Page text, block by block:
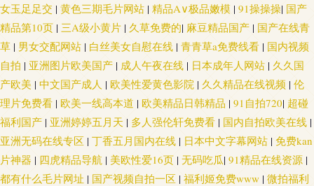
女玉足足交 | 黄色三期毛片网站 | 精品A∨极品嫩模 | 91操操操| 国产
精品第10页 | 三A级小黄片 | 久草免费的| 麻豆精品国产 | 国产在线青
草 | 男女交配网站 | 白丝美女自慰在线 | 青青草a免费线看 | 国内视频
自拍 | 亚洲图片欧美国产 | 成人午夜在线 | 日本成年人网站 | 久久国
产欧美 | 中文国产成人 | 欧美性爱黄色影院 | 久久精品在线视频 | 伦
理片免费看 | 欧美一线高本道 | 欧美精品日韩精品 | 91自拍720| 超碰
福利国产 | 亚洲婷婷五月天 | 多人强伦轩免费看 | 国内自拍欧美在线 |
亚洲无码在线专区 | 丁香五月国内在线 | 日本中文字幕网站 | 免费kan
片神器 | 四虎精品导航 | 美欧性爱16页 | 无码吃瓜| 91精品在线资源 |
都有什么毛片网址 | 国产视频自拍一区 | 福利姬免费www | 微拍福利